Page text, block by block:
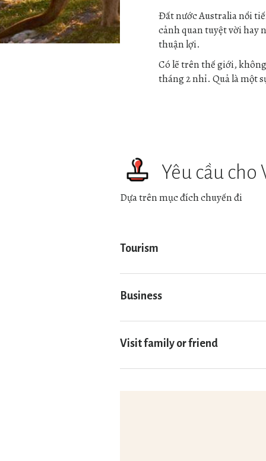
Đất nước Australia nổi
cảnh quan tuyệt vời hay
thuận lợi.
Có lẽ trên thế giới,
tháng 2 nhỉ. Quả là một
Yêu cầu cho
Dựa trên mục đích chuyến đi
Tourism
Business
Visit family or friend